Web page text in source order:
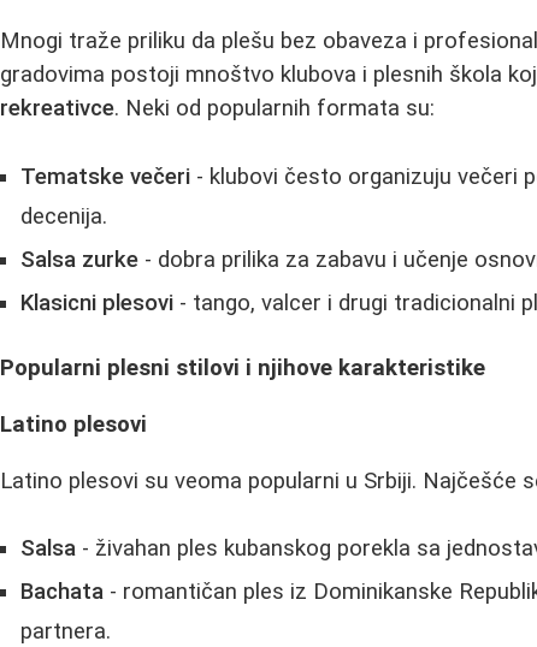
Mnogi traže priliku da plešu bez obaveza i
gradovima postoji mnoštvo klubova i plesnih škola
rekreativce. Neki od popularnih formata su:
Tematske večeri - klubovi često organizuju večeri
decenija.
Salsa zurke - dobra prilika za zabavu i učenje
Klasicni plesovi - tango, valcer i drugi tradicionalni
Popularni plesni stilovi i njihove karakteristike
Latino plesovi
Latino plesovi su veoma popularni u Srbiji. Najčešće
Salsa - živahan ples kubanskog porekla sa
Bachata - romantičan ples iz Dominikanske
partnera.